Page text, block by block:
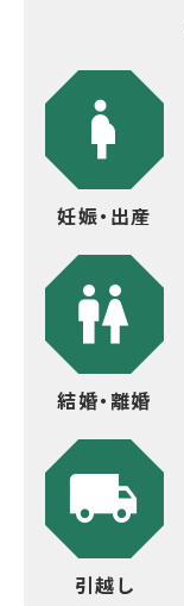
妊娠・出産
結婚・離婚
引越し